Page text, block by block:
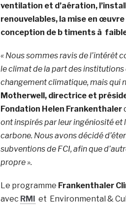
ventilation et d’aération,
renouvelables, la mise en
conception de b timents à
« Nous sommes ravis de l’intérêt
le climat de la part des
changement climatique, mais qui
Motherwell, directrice et
Fondation Helen Frankenthaler
ont inspirés par leur ingéniosité
carbone. Nous avons décidé
subventions de FCI, afin que
propre ».
Le programme Frankenthaler
avec RMI et Environmental &